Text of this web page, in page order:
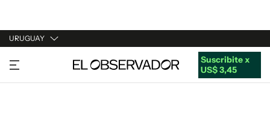
URUGUAY
URUGUAY
ARGENTINA
Suscribite x
US$ 3,45